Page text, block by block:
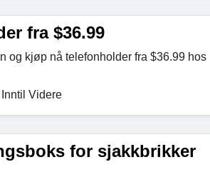
fra $36.99
og kjøp nå telefonholder fra $36.99 hos
Videre
for sjakkbrikker